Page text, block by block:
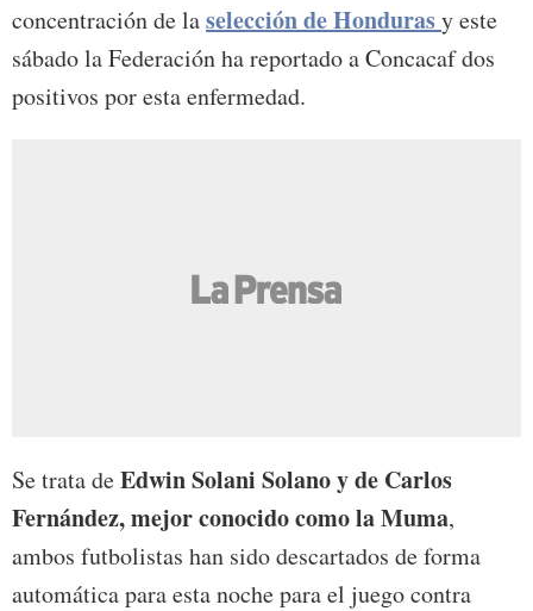
concentración de laselección de Hondurasy este
sábado la Federación ha reportado a Concacaf dos
positivos por esta enfermedad.
Se trata deEdwin Solani Solano y de Carlos
Fernández, mejor conocido como la Muma,
ambos futbolistas han sido descartados de forma
automática para esta noche para el juego contra